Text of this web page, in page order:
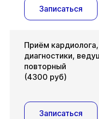
Записаться
Приём
диагностики,
повторный
(4300 руб)
Записаться